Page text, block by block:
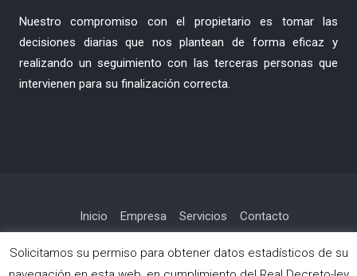
Nuestro compromiso con el propietario es tomar las
decisiones diarias que nos plantean de forma eficaz y
realizando un seguimiento con las terceras personas que
intervienen para su finalización correcta.
Inicio Empresa Servicios
Contacto
Política de privacidad
Solicitamos su permiso para obtener datos estadísticos de su